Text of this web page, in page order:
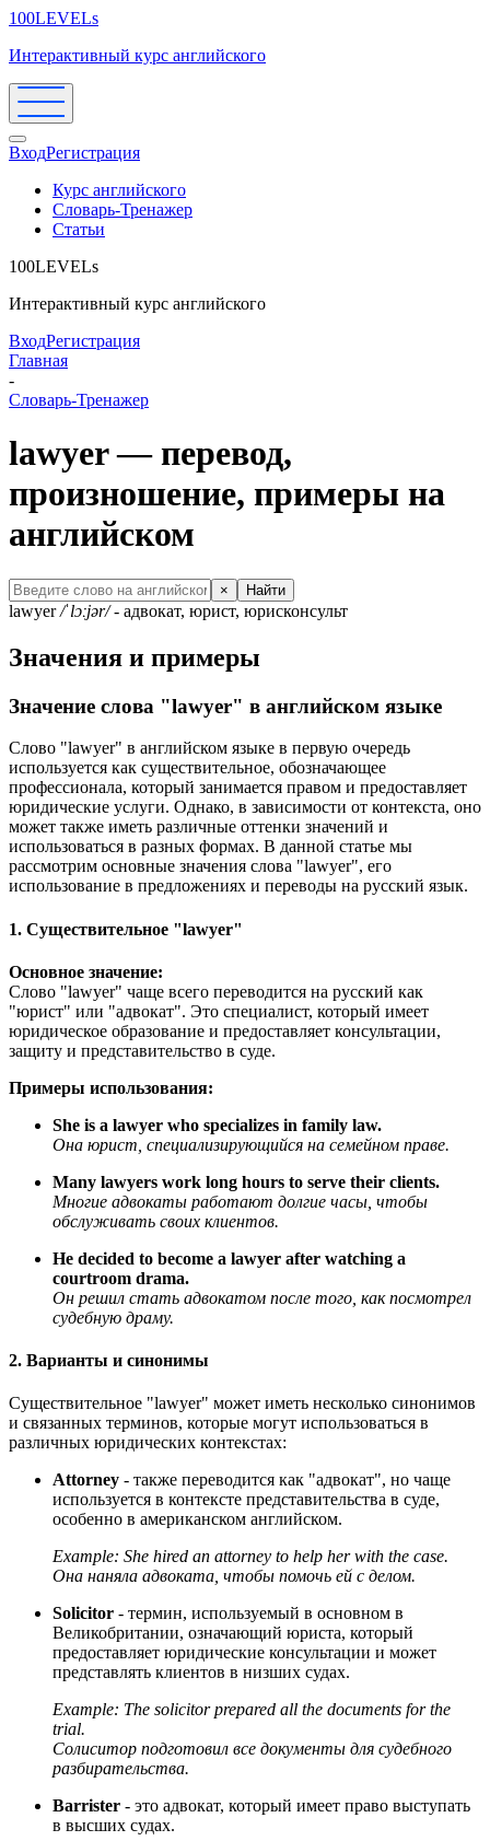
100LEVELs
Интерактивный курс английского
ВходРегистрация
Курс английского
Словарь-Тренажер
Статьи
100LEVELs
Интерактивный курс английского
ВходРегистрация
Главная
-
Словарь-Тренажер
lawyer — перевод,
произношение, примеры на
английском
× Найти
lawyer /ˈlɔːjər/- адвокат, юрист, юрисконсульт
Значения и примеры
Значение слова "lawyer" в английском языке
Слово "lawyer" в английском языке в первую очередь
используется как существительное, обозначающее
профессионала, который занимается правом и предоставляет
юридические услуги. Однако, в зависимости от контекста, оно
может также иметь различные оттенки значений и
использоваться в разных формах. В данной статье мы
рассмотрим основные значения слова "lawyer", его
использование в предложениях и переводы на русский язык.
1. Существительное "lawyer"
Основное значение:
Слово "lawyer" чаще всего переводится на русский как
"юрист" или "адвокат". Это специалист, который имеет
юридическое образование и предоставляет консультации,
защиту и представительство в суде.
Примеры использования:
She is a lawyer who specializes in family law.
Она юрист, специализирующийся на семейном праве.
Many lawyers work long hours to serve their clients.
Многие адвокаты работают долгие часы, чтобы
обслуживать своих клиентов.
He decided to become a lawyer after watching a
courtroom drama.
Он решил стать адвокатом после того, как посмотрел
судебную драму.
2. Варианты и синонимы
Существительное "lawyer" может иметь несколько синонимов
и связанных терминов, которые могут использоваться в
различных юридических контекстах:
Attorney - также переводится как "адвокат", но чаще
используется в контексте представительства в суде,
особенно в американском английском.
Example: She hired an attorney to help her with the case.
Она наняла адвоката, чтобы помочь ей с делом.
Solicitor - термин, используемый в основном в
Великобритании, означающий юриста, который
предоставляет юридические консультации и может
представлять клиентов в низших судах.
Example: The solicitor prepared all the documents for the
trial.
Солиситор подготовил все документы для судебного
разбирательства.
Barrister - это адвокат, который имеет право выступать
в высших судах.